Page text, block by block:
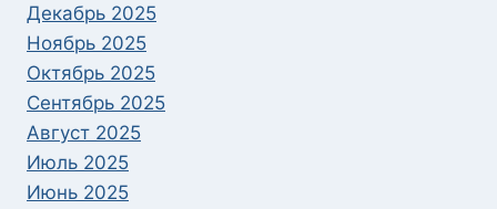
Декабрь 2025
Ноябрь 2025
Октябрь 2025
Сентябрь 2025
Август 2025
Июль 2025
Июнь 2025